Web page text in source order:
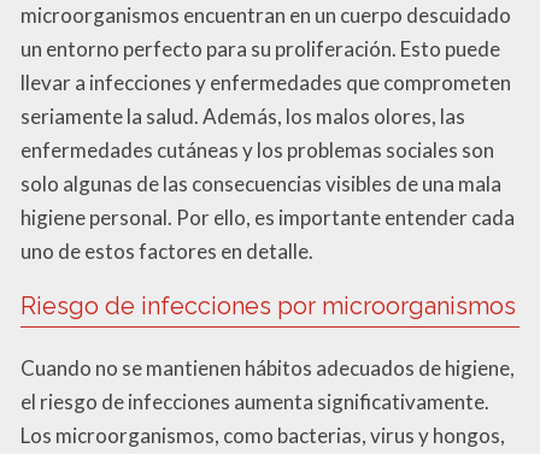
microorganismos encuentran en un cuerpo descuidado
un entorno perfecto para su proliferación. Esto puede
llevar a infecciones y enfermedades que comprometen
seriamente la salud. Además, los malos olores, las
enfermedades cutáneas y los problemas sociales son
solo algunas de las consecuencias visibles de una mala
higiene personal. Por ello, es importante entender cada
uno de estos factores en detalle.
Riesgo de infecciones por microorganismos
Cuando no se mantienen hábitos adecuados de higiene,
el riesgo de infecciones aumenta significativamente.
Los microorganismos, como bacterias, virus y hongos,